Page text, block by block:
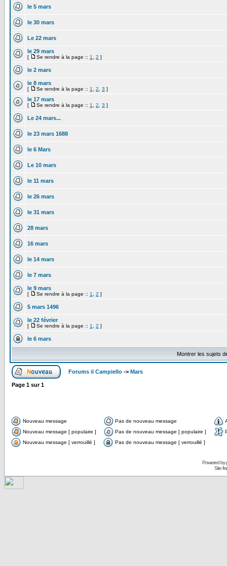
le 5 mars
le 30 mars
Le 22 mars
le 29 mars
[ Se rendre à la page :: 1 2 ]
le 2 mars
le 8 mars
[ Se rendre à la page :: 1 2 3 ]
le 17 mars
[ Se rendre à la page :: 1 2 3 ]
Le 24 mars...
le 23 mars 1688
le 6 Mars
Le 10 mars
le 11 mars
le 26 mars
le 31 mars
28 mars
16 mars
le 14 mars
le 7 mars
le 9 mars
[ Se rendre à la page :: 1 2 ]
5 mars 1496
le 22 février
[ Se rendre à la page :: 1 2 ]
le 6 mars
Montrer les sujets
Forums il Campiello -> Mars
Page 1 sur1
Nouveau message Pas de nouveau message
Nouveau message [ populaire ]
Pas de nouveau message [ populaire ]
Nouveau message [ verrouillé ]
Pas de nouveau message [ verrouillé ]
Powered by
Site